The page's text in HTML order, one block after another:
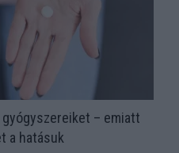
– emiatt
a hatásuk